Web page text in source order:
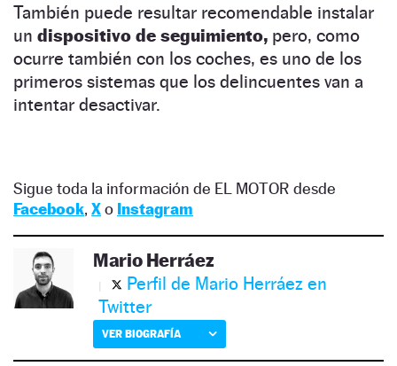
También puede resultar recomendable instalar
un dispositivo de seguimiento, pero, como
ocurre también con los coches, es uno de los
primeros sistemas que los delincuentes van a
intentar desactivar.
Sigue toda la información de EL MOTOR desde
Facebook, Xo Instagram
Mario Herráez
Perfil de Mario Herráez en
Twitter
VER BIOGRAFÍA